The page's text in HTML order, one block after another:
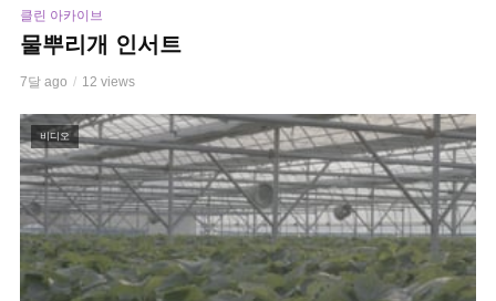
클린 아카이브
물뿌리개 인서트
7달 ago 12 views
비디오